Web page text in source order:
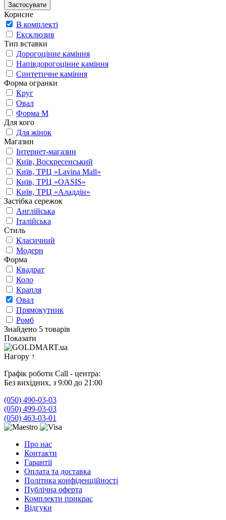
Застосувати
Корисне
В комплекті
Ексклюзив
Тип вставки
Дорогоцінне каміння
Напівдорогоцінне каміння
Синтетичне каміння
Форма огранки
Круг
Овал
Форма М
Для кого
Для жінок
Магазин
Інтернет-магазин
Київ, Воскресенський
Київ, ТРЦ «Lavina Mall»
Київ, ТРЦ «OASIS»
Київ, ТРЦ «Аладдін»
Застібка сережок
Англійська
Італійська
Стиль
Класичний
Модерн
Форма
Квадрат
Коло
Крапля
Овал
Прямокутник
Ромб
Знайдено 5 товарів
Показати
Нагору ↑
Графік роботи Call - центра:
Без вихідних, з 9:00 до 21:00
(050) 490-03-03
(050) 499-03-03
(050) 463-03-01
Про нас
Контакти
Гарантії
Оплата та доставка
Політика конфіденційності
Публічна оферта
Комплекти прикрас
Відгуки